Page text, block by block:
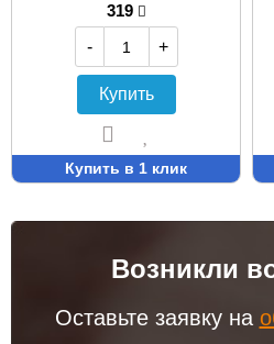
319
-
+
Купить
Купить в 1 клик
Возникли
Оставьте заявку на